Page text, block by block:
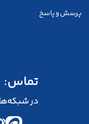
پرسش و پاسخ
تماس:
در